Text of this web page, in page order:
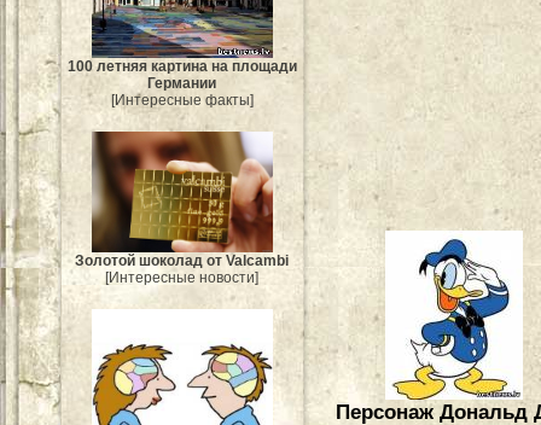
100 летняя картина на площади
Германии
[Интересные факты]
Золотой шоколад от Valcambi
[Интересные новости]
Персонаж Дональд